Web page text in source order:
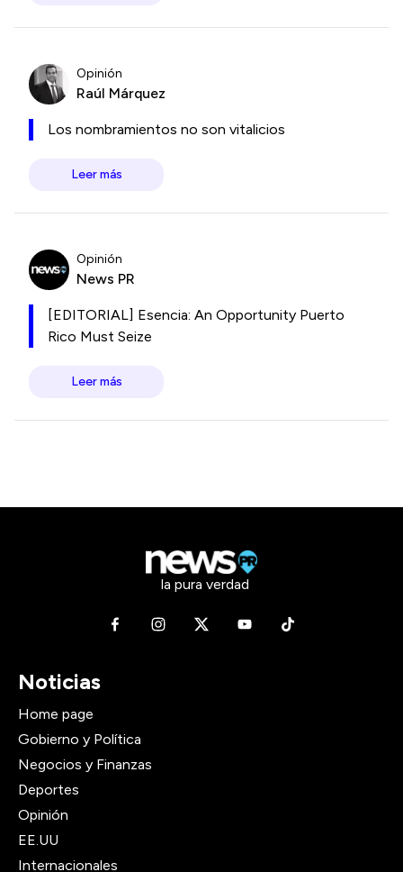
Opinión
Raúl Márquez
Los nombramientos no son vitalicios
Leer más
Opinión
News PR
[EDITORIAL] Esencia: An Opportunity Puerto
Rico Must Seize
Leer más
la pura verdad
Noticias
Home page
Gobierno y Política
Negocios y Finanzas
Deportes
Opinión
EE.UU
Internacionales